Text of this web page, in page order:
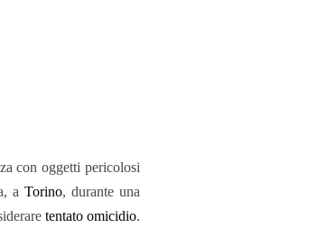
con oggetti pericolosi
a Torino, durante una
tentato omicidio.